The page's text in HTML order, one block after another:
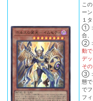
こ
ー
１
①：
合
②：
動で
デ
そ
③：
態
で
フ